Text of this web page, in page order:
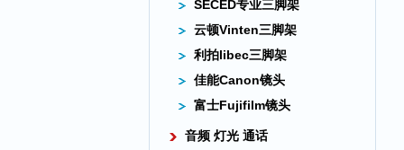
SECED专业三脚架
云顿Vinten三脚架
利拍libec三脚架
佳能Canon镜头
富士Fujifilm镜头
音频 灯光 通话